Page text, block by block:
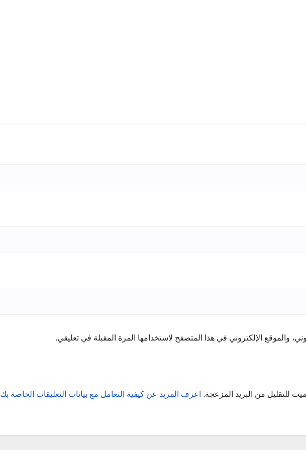
والموقع الإلكتروني في هذا المتصفح لاستخدامها المرة المقبلة في تعليقي.
للتقليل من البريد المزعجة.
اعرف المزيد عن كيفية التعامل مع بيانات التعليقات الخاصة بك